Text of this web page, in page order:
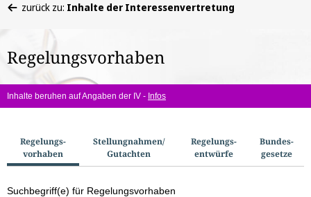
befinden
hier:
zurück zu: Inhalte der Interessenvertretung
Regelungsvorhaben
Inhalte beruhen auf Angaben der IV - Infos
u
c
Regelungs­
vorhaben
Stellungnahmen/​
Gutachten
Regelungs­
entwürfe
Bundes­
gesetze
Suchbegriff(e) für Regelungsvorhaben